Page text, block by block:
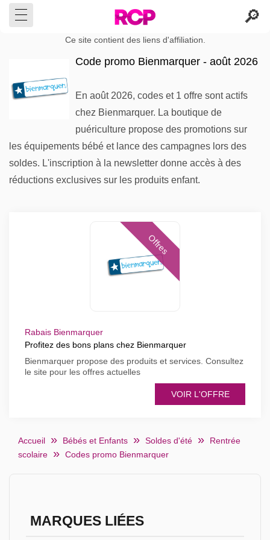
Ce site contient des liens d'affiliation.
Code promo Bienmarquer - août 2026
En août 2026, codes et 1 offre sont actifs
chez Bienmarquer. La boutique de
puériculture propose des promotions sur
les équipements bébé et lance des campagnes lors des
soldes. L'inscription à la newsletter donne accès à des
réductions exclusives sur les produits enfant.
Offres
Rabais Bienmarquer
Profitez des bons plans chez Bienmarquer
Bienmarquer propose des produits et services. Consultez
le site pour les offres actuelles
VOIR L'OFFRE
Accueil Bébés et Enfants Soldes d'été
Rentrée
scolaire
Codes promo Bienmarquer
MARQUES LIÉES